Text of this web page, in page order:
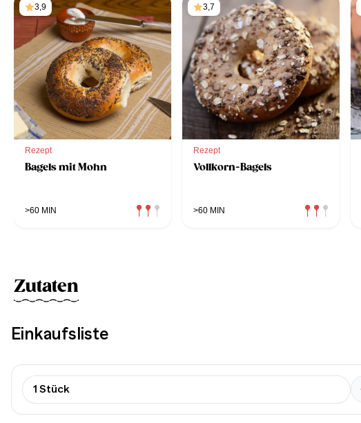
3,9
Rezept
Bagels mit Mohn
>60 MIN
3,7
Rezept
Vollkorn-Bagels
>60 MIN
Zutaten